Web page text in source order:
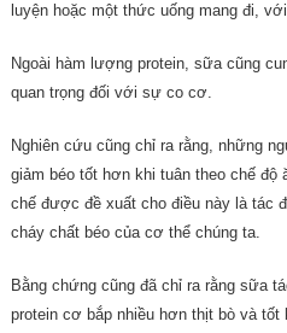
luyện hoặc một thức uống mang đi,
Ngoài hàm lượng protein, sữa cũng
quan trọng đối với sự co cơ.
Nghiên cứu cũng chỉ ra rằng, những
giảm béo tốt hơn khi tuân theo chế
chế được đề xuất cho điều này là tác
cháy chất béo của cơ thể chúng ta.
Bằng chứng cũng đã chỉ ra rằng sữa
protein cơ bắp nhiều hơn thịt bò và